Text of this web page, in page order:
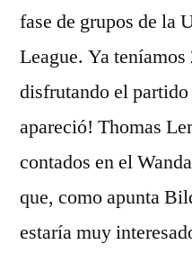
fase de grupos de la
League. Ya teníamos
disfrutando el
apareció! Thomas
contados en el
que, como apunta
estaría muy